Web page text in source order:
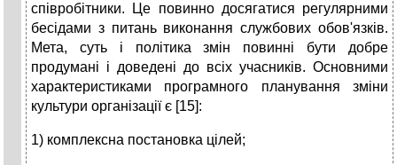
співробітники. Це повинно досягатися регулярними
бесідами з питань виконання службових обов'язків.
Мета, суть і політика змін повинні бути добре
продумані і доведені до всіх учасників. Основними
характеристиками програмного планування зміни
культури організації є [15]:
1) комплексна постановка цілей;